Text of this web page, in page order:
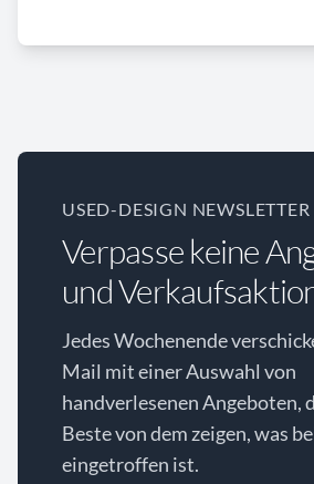
USED-DESIGN NEWSLETTER
Verpasse keine
und
Jedes Wochenende
Mail mit einer Auswahl von
handverlesenen Angeboten,
Beste von dem zeigen, was
eingetroffen ist.